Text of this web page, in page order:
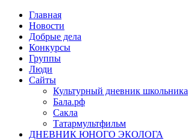
Главная
Новости
Добрые дела
Конкурсы
Группы
Люди
Сайты
Культурный дневник школьника
Бала.рф
Сакла
Татармультфильм
ДНЕВНИК ЮНОГО ЭКОЛОГА